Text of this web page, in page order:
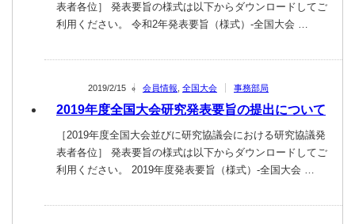
表者各位］ 発表要旨の様式は以下からダウンロードしてご
利用ください。 令和2年発表要旨（様式）-全国大会 …
2019/2/15 会員情報 全国大会 事務部局
2019年度全国大会研究発表要旨の提出について
［2019年度全国大会並びに研究協議会における研究協議発
表者各位］ 発表要旨の様式は以下からダウンロードしてご
利用ください。 2019年度発表要旨（様式）-全国大会 …